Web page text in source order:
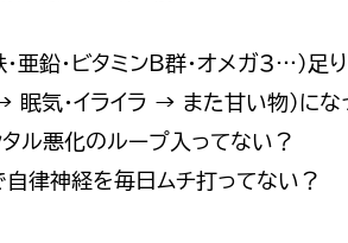
亜鉛・ビタミンB群・オメガ3…）足
眠気・イライラ → また甘い物）にな
ル悪化のループ入ってない？
自律神経を毎日ムチ打ってない？